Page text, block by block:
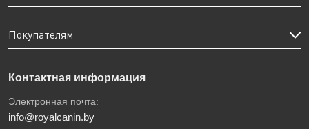
Покупателям
Контактная информация
Электронная почта:
info@royalcanin.by